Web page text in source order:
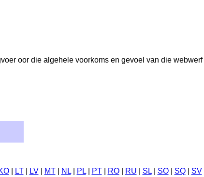
oor die algehele voorkoms en gevoel van die webwerf
| LT| LV| MT| NL| PL| PT| RO| RU SL| SO| SQ| SV|